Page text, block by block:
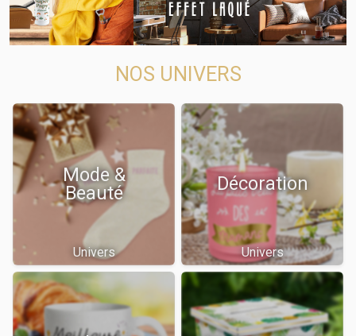
NOS UNIVERS
Mode &
Beauté
Univers
Décoration
Univers